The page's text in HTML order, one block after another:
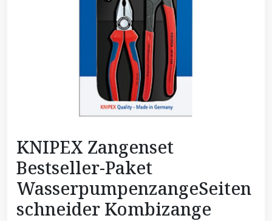
KNIPEX Zangenset
Bestseller-Paket
WasserpumpenzangeSeiten
schneider Kombizange